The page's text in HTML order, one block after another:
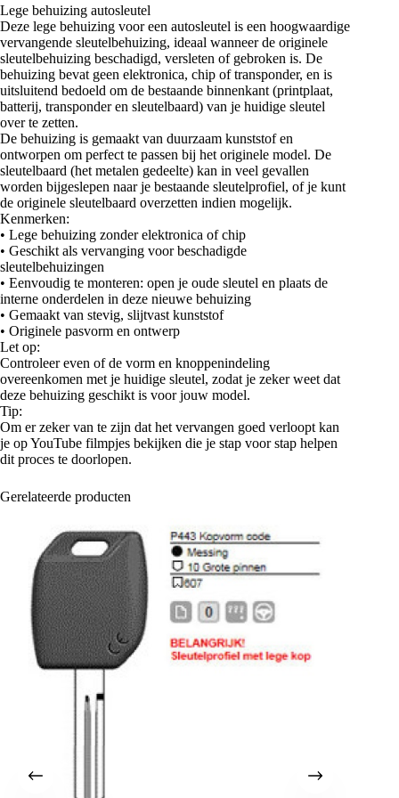
Lege behuizing autosleutel
Deze lege behuizing voor een autosleutel is een hoogwaardige
vervangende sleutelbehuizing, ideaal wanneer de originele
sleutelbehuizing beschadigd, versleten of gebroken is. De
behuizing bevat geen elektronica, chip of transponder, en is
uitsluitend bedoeld om de bestaande binnenkant (printplaat,
batterij, transponder en sleutelbaard) van je huidige sleutel
over te zetten.
De behuizing is gemaakt van duurzaam kunststof en
ontworpen om perfect te passen bij het originele model. De
sleutelbaard (het metalen gedeelte) kan in veel gevallen
worden bijgeslepen naar je bestaande sleutelprofiel, of je kunt
de originele sleutelbaard overzetten indien mogelijk.
Kenmerken:
• Lege behuizing zonder elektronica of chip
• Geschikt als vervanging voor beschadigde
sleutelbehuizingen
• Eenvoudig te monteren: open je oude sleutel en plaats de
interne onderdelen in deze nieuwe behuizing
• Gemaakt van stevig, slijtvast kunststof
• Originele pasvorm en ontwerp
Let op:
Controleer even of de vorm en knoppenindeling
overeenkomen met je huidige sleutel, zodat je zeker weet dat
deze behuizing geschikt is voor jouw model.
Tip:
Om er zeker van te zijn dat het vervangen goed verloopt kan
je op YouTube filmpjes bekijken die je stap voor stap helpen
dit proces te doorlopen.
Gerelateerde producten